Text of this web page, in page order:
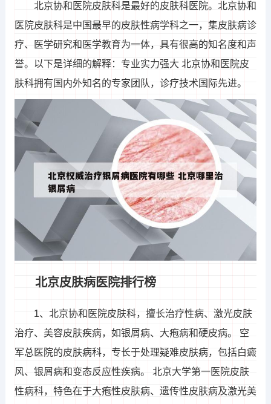
北京协和医院皮肤科是最好的皮肤科医院。北京协和
医院皮肤科是中国最早的皮肤性病学科之一，集皮肤病诊
疗、医学研究和医学教育为一体，具有很高的知名度和声
誉。以下是详细的解释：专业实力强大 北京协和医院皮
肤科拥有国内外知名的专家团队，诊疗技术国际先进。
北京皮肤病医院排行榜
1、北京协和医院皮肤科，擅长治疗性病、激光皮肤
治疗、美容皮肤疾病，如银屑病、大疱病和硬皮病。 空
军总医院的皮肤病科，专长于处理疑难皮肤病，包括白癜
风、银屑病和变态反应性疾病。 北京大学第一医院皮肤
性病科，特色在于大疱性皮肤病、遗传性皮肤病及激光美